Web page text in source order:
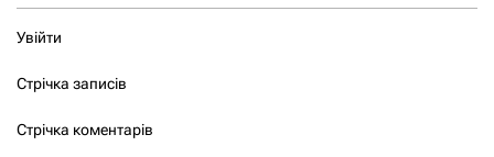
Увійти
Стрічка записів
Стрічка коментарів